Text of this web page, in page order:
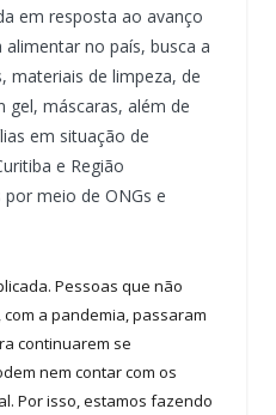
em resposta ao avanço
no país, busca a
materiais de limpeza, de
gel, máscaras, além de
em situação de
e Região
meio de ONGs e
Pessoas que não
a pandemia, passaram
continuarem se
nem contar com os
Por isso, estamos fazendo